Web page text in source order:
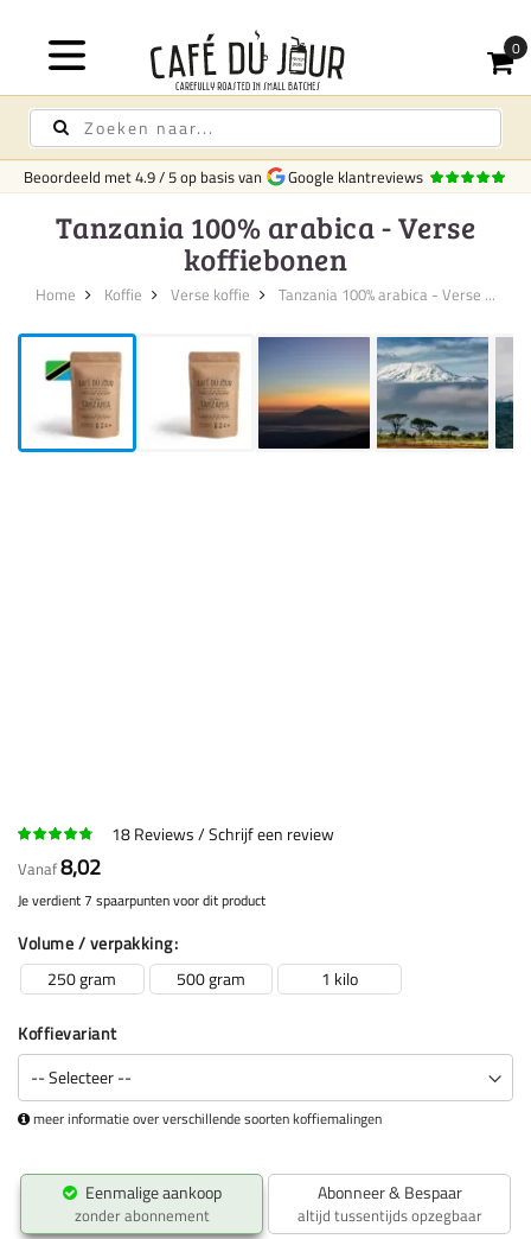
Beoordeeld met4.9/5op basis van Google klantreviews
Tanzania 100% arabica - Verse
koffiebonen
Home Koffie Verse koffie Tanzania 100% arabica - Verse ...
18Reviews Schrijf een review
Vanaf8,02
Je verdient 7 spaarpunten voor dit product
Volume / verpakking
250 gram
500 gram 1 kilo
Koffievariant
meer informatie over verschillende soorten koffiemalingen
Eenmalige aankoop
zonder abonnement
Abonneer & Bespaar
altijd tussentijds opzegbaar